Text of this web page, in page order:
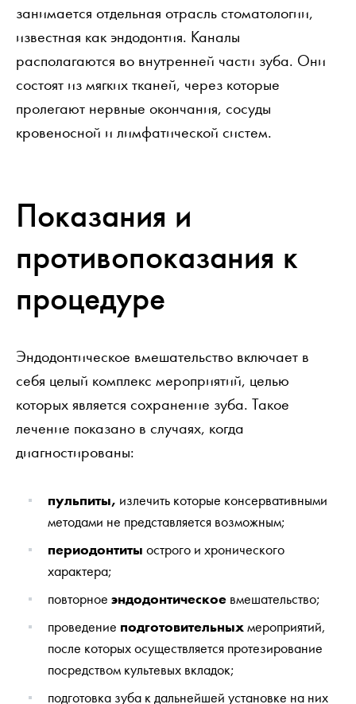
занимается отдельная отрасль стоматологии,
известная как эндодонтия. Каналы
располагаются во внутренней части зуба. Они
состоят из мягких тканей, через которые
пролегают нервные окончания, сосуды
кровеносной и лимфатической систем.
Показания и
противопоказания к
процедуре
Эндодонтическое вмешательство включает в
себя целый комплекс мероприятий, целью
которых является сохранение зуба. Такое
лечение показано в случаях, когда
диагностированы:
пульпиты, излечить которые консервативными
методами не представляется возможным;
периодонтиты острого и хронического
характера;
повторное эндодонтическое вмешательство;
проведение подготовительныхмероприятий,
после которых осуществляется протезирование
посредством культевых вкладок;
подготовка зуба к дальнейшей установке на них